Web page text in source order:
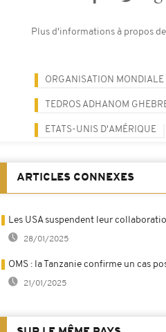
Plus d'informations à propos de
ORGANISATION MONDIALE
TEDROS ADHANOM
ETATS-UNIS D'AMÉRIQUE
ARTICLES CONNEXES
Les USA suspendent leur
28/01/2025
OMS : la Tanzanie confirme un cas
21/01/2025